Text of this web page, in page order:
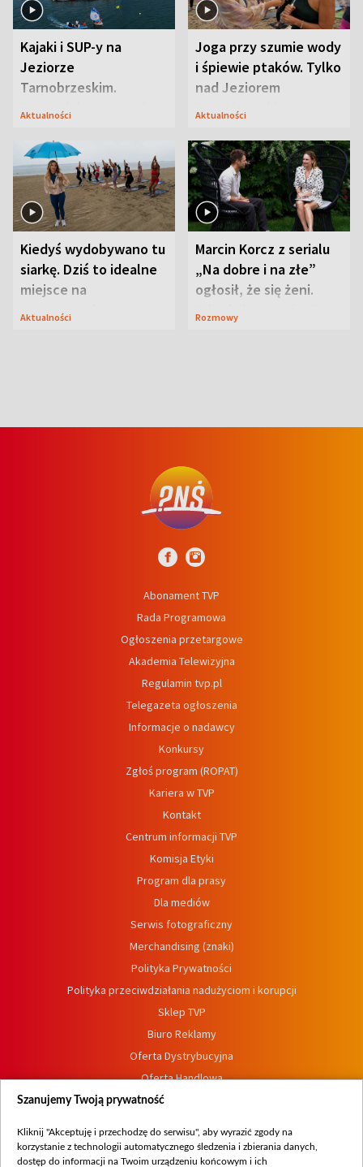
Kajaki i SUP-y na
Jeziorze
Tarnobrzeskim.
Przyrodnicy zwracają
Aktualności
Joga przy szumie wody
i śpiewie ptaków. Tylko
nad Jeziorem
Tarnobrzeskim
Aktualności
Kiedyś wydobywano tu
siarkę. Dziś to idealne
miejsce na
wypoczynek
Aktualności
Marcin Korcz z serialu
„Na dobre i na złe”
ogłosił, że się żeni.
Zdradził, co zmienił
Rozmowy
Abonament TVP
Rada Programowa
Ogłoszenia przetargowe
Akademia Telewizyjna
Regulamin tvp.pl
Telegazeta ogłoszenia
Informacje o nadawcy
Konkursy
Zgłoś program (ROPAT)
Kariera w TVP
Kontakt
Centrum informacji TVP
Komisja Etyki
Program dla prasy
Dla mediów
Serwis fotograficzny
Merchandising (znaki)
Polityka Prywatności
Polityka przeciwdziałania nadużyciom i korupcji
Sklep TVP
Biuro Reklamy
Oferta Dystrybucyjna
Oferta Handlowa
Dostępność
Procedura zgłoszeń wewnętrznych
Szanujemy Twoją prywatność
Kliknij "Akceptuję i przechodzę do serwisu", aby wyrazić zgody na
korzystanie z technologii automatycznego śledzenia i zbierania danych,
dostęp do informacji na Twoim urządzeniu końcowym i ich